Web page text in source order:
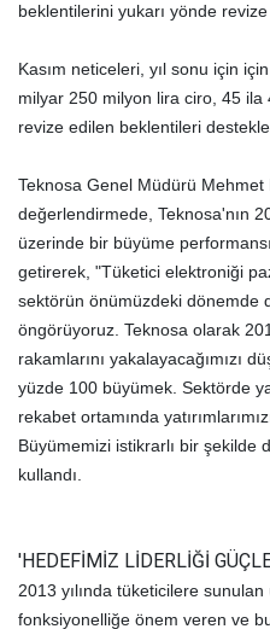
beklentilerini yukarı yönde
Kasım neticeleri, yıl sonu için
milyar 250 milyon lira ciro, 45
revize edilen beklentileri
Teknosa Genel Müdürü Mehmet
değerlendirmede, Teknosa'nın
üzerinde bir büyüme
getirerek, "Tüketici elektroniği
sektörün önümüzdeki dönemde
öngörüyoruz. Teknosa olarak
rakamlarını yakalayacağımızı
yüzde 100 büyümek. Sektörde
rekabet ortamında
Büyümemizi istikrarlı bir şekilde
kullandı.
'HEDEFİMİZ LİDERLİĞİ
2013 yılında tüketicilere
fonksiyonelliğe önem veren ve